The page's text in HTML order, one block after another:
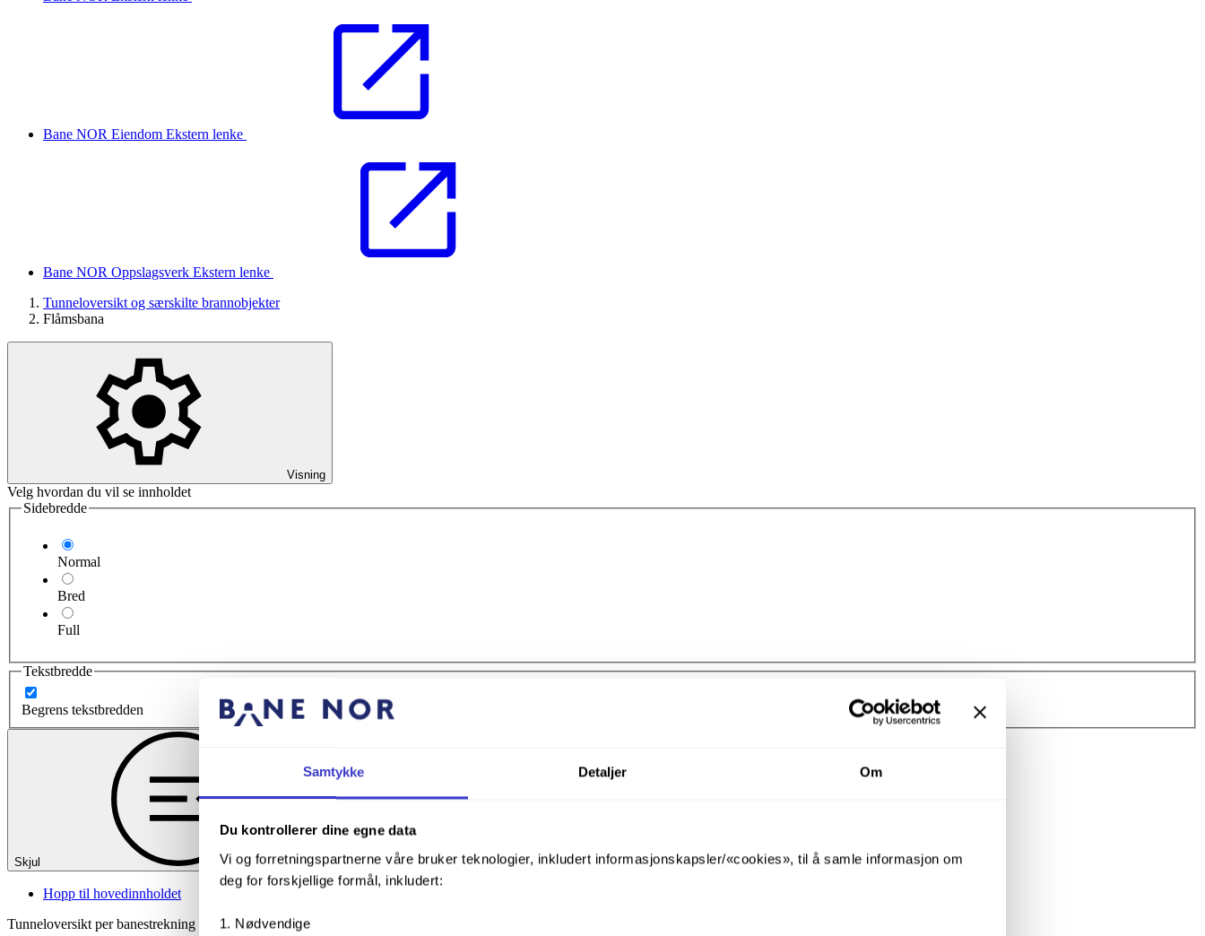
Samtykke Detaljer Om
Du kontrollerer dine egne data
Vi og forretningspartnerne våre bruker teknologier, inkludert informasjonskapsler/«cookies», til å samle informasjon om
deg for forskjellige formål, inkludert:
Nødvendige
Bane NOR Eiendom Ekstern lenke
Bane NOR Oppslagsverk Ekstern lenke
Tunneloversikt og særskilte brannobjekter
Flåmsbana
Visning
Velg hvordan du vil se innholdet
Sidebredde
Normal
Bred
Full
Tekstbredde
Begrens tekstbredden
Skjul
Hopp til hovedinnholdet
Tunneloversikt per banestrekning